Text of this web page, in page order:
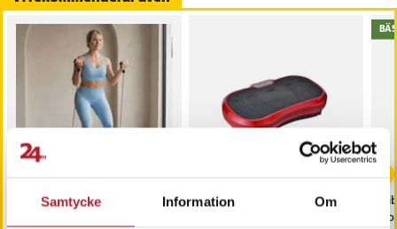
Samtycke Information Om
Vibrationsplatta för
-27%
Fitness Body Power Max